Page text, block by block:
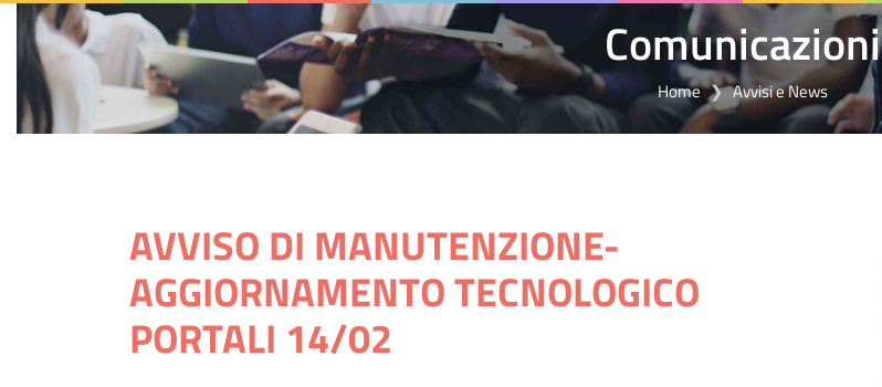
Comunicazioni
Home Avvisi e News
AVVISO DI MANUTENZIONE-
AGGIORNAMENTO TECNOLOGICO
PORTALI 14/02